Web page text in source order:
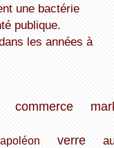
publique.
commerce
verre